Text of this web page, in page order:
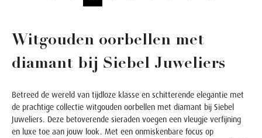
Witgouden oorbellen met
diamant bij Siebel Juweliers
Betreed de wereld van tijdloze klasse en schitterende elegantie met
de prachtige collectie witgouden oorbellen met diamant bij Siebel
Juweliers. Deze betoverende sieraden voegen een vleugje verfijning
en luxe toe aan jouw look. Met een onmiskenbare focus op